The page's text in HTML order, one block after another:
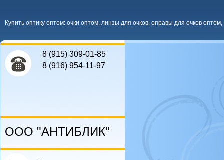
Купить оптику оптом: очки оптом, линзы для очков, оправы для очков оптом,
8 (915) 309-01-85
8 (916) 954-11-97
ООО "АНТИБЛИК"